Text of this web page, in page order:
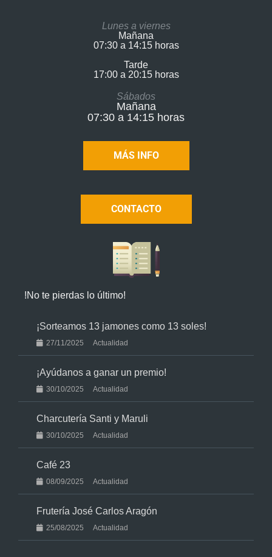
Lunes a viernes
Mañana
07:30 a 14:15 horas
Tarde
17:00 a 20:15 horas​
Sábados
Mañana
07:30 a 14:15 horas
MÁS INFO
CONTACTO
!No te pierdas lo último!
¡Sorteamos 13 jamones como 13 soles!
27/11/2025 Actualidad
¡Ayúdanos a ganar un premio!
30/10/2025 Actualidad
Charcutería Santi y Maruli
30/10/2025 Actualidad
Café 23
08/09/2025 Actualidad
Frutería José Carlos Aragón
25/08/2025 Actualidad